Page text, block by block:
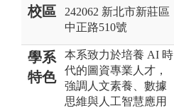
校區
242062 新北市新莊區
中正路510號
學系
特色
本系致力於培養 AI 時
代的圖資專業人才，
強調人文素養、數據
思維與人工智慧應用